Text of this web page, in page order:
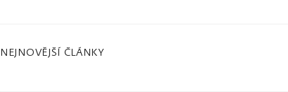
NEJNOVĚJŠÍ ČLÁNKY